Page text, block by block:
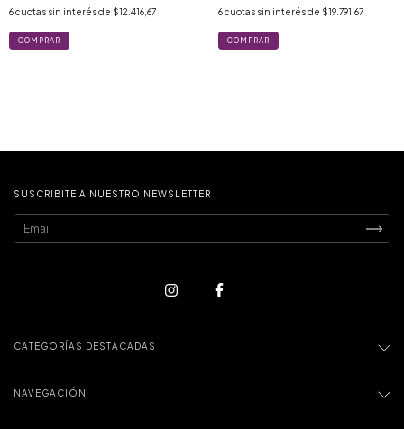
6cuotas sin interés de $12.416,67 6 cuotas sin interés de $19.791,67
SUSCRIBITE A NUESTRO NEWSLETTER
CATEGORÍAS DESTACADAS
NAVEGACIÓN